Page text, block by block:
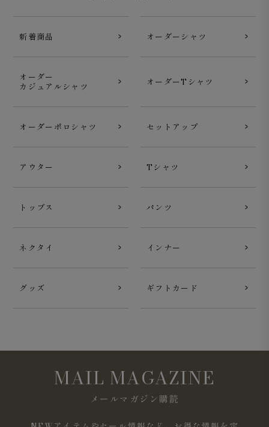
新着商品 オーダーシャツ
オーダー
カジュアルシャツ
オーダーTシャツ
オーダーポロシャツ セットアップ
アウター Tシャツ
トップス パンツ
ネクタイ インナー
グッズ ギフトカード
MAIL MAGAZINE
メールマガジン購読